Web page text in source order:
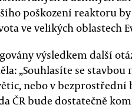
poškození reaktoru
ve velikých oblastech
výsledkem další
„Souhlasíte se stavbou
nebo v bezprostřední
ČR bude dostatečně